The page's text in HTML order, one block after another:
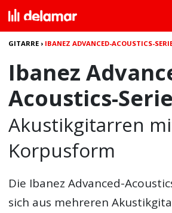
GITARRE › IBANEZ ADVANCED-ACOUSTICS-
Ibanez
Acoustics-Serie
Akustikgitarren
Korpusform
Die Ibanez Advanced-
sich aus mehreren